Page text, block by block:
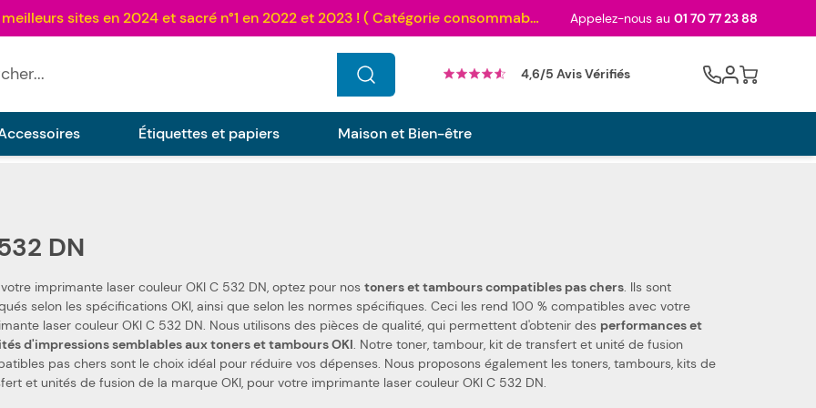
Au palmarès des meilleurs sites en 2024 et sacré n°1 en 2022 et 2023 ! ( Catégorie consommables) Appelez-nous au 01 70 77 23 88
4,6/5 Avis Vérifiés Cart
Étiquettes et papiers Maison et Bien-être
DN
imprimante laser couleur OKI C 532 DN, optez pour nos toners et tambours compatibles pas chers. Ils sont
Ceci les rend 100 % compatibles avec votre
imprimante laser couleur OKI C 532 DN. Nous utilisons des pièces de qualité, qui permettent d'obtenir des performances et
d'impressions semblables aux toners et tambours OKI. Notre toner, tambour, kit de transfert et unité de fusion
pas chers sont le choix idéal pour réduire vos dépenses. Nous proposons également les toners, tambours, kits de
et unités de fusion de la marque OKI, pour votre imprimante laser couleur OKI C 532 DN.